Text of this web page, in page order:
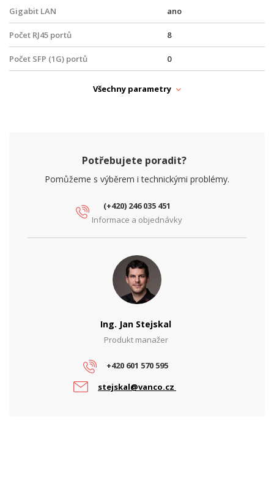
Gigabit LAN
ano
Počet RJ45 portů 8
Počet SFP (1G) portů 0
PARAMETRY NAPÁJENÍ
DC
8
Všechny parametry
Potřebujete poradit?
Pomůžeme s výběrem i technickými problémy.
(+420) 246 035 451
Informace a objednávky
Ing. Jan Stejskal
Produkt manažer
+420 601 570 595
stejskal@vanco.cz